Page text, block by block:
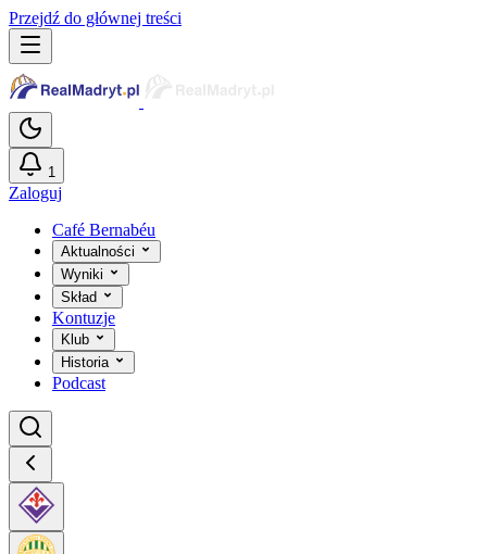
Przejdź do głównej treści
1
Zaloguj
Café Bernabéu
Aktualności
Wyniki
Skład
Kontuzje
Klub
Historia
Podcast